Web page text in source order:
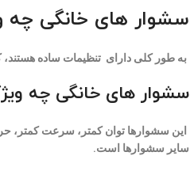
سشوار های خانگی چه
به طور کلی دارای تنظیمات ساده
سشوار های خانگی چه
این سشوارها توان کمتر، سرعت کمتر،
سایر سشوارها است.